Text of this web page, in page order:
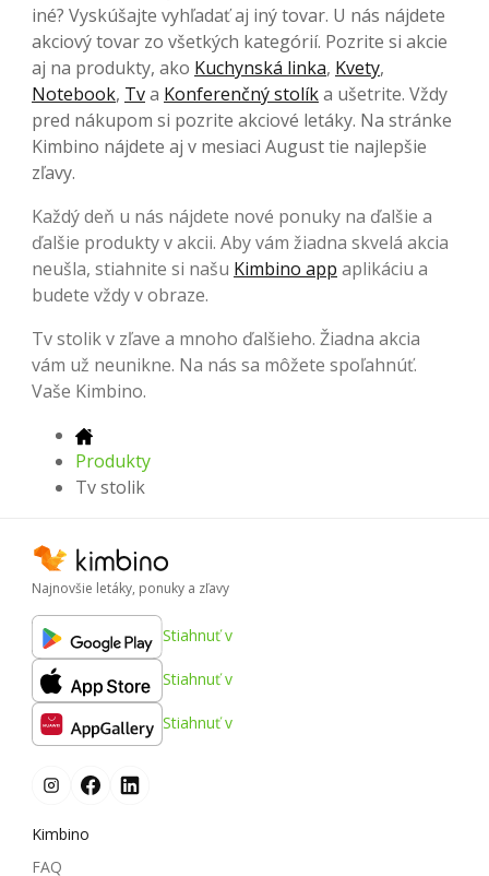
iné? Vyskúšajte vyhľadať aj iný tovar. U nás nájdete
akciový tovar zo všetkých kategórií. Pozrite si akcie
aj na produkty, ako Kuchynská linka, Kvety,
Notebook, Tva Konferenčný stolíka ušetrite. Vždy
pred nákupom si pozrite akciové letáky. Na stránke
Kimbino nájdete aj v mesiaci August tie najlepšie
zľavy.
Každý deň u nás nájdete nové ponuky na ďalšie a
ďalšie produkty v akcii. Aby vám žiadna skvelá akcia
neušla, stiahnite si našu Kimbino app aplikáciu a
budete vždy v obraze.
Tv stolik v zľave a mnoho ďalšieho. Žiadna akcia
vám už neunikne. Na nás sa môžete spoľahnúť.
Vaše Kimbino.
Produkty
Tv stolik
Najnovšie letáky, ponuky a zľavy
Stiahnuť v
Stiahnuť v
Stiahnuť v
Kimbino
FAQ